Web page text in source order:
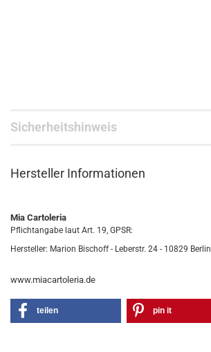
Sicherheitshinweis
Hersteller Informationen
Mia Cartoleria
Pflichtangabe laut Art. 19, GPSR:
Hersteller: Marion Bischoff - Leberstr. 24 - 10829 Berlin
www.miacartoleria.de
teilen pin it